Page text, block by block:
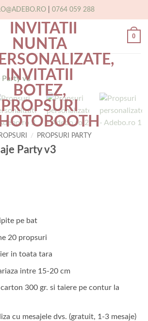
| 0764 059 288
0
/ PROPSURI PARTY
Party v3
pe bat
20 propsuri
in toata tara
intre 15-20 cm
300 gr. si taiere pe contur la
cu mesajele dvs. (gratuit, 1-3 mesaje)